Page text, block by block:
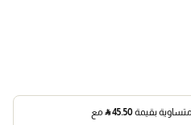
45.50
⃁ مع